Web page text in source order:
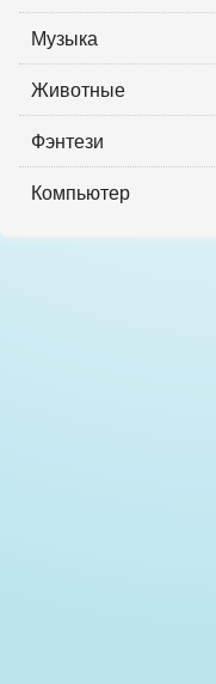
Музыка
Животные
Фэнтези
Компьютер